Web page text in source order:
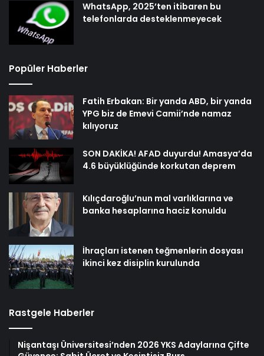
WhatsApp, 2025’ten itibaren bu
telefonlarda desteklenmeyecek
Popüler Haberler
Fatih Erbakan: Bir yanda ABD, bir yanda
YPG biz de Emevi Camii’nde namaz
kılıyoruz
SON DAKİKA! AFAD duyurdu! Amasya’da
4.6 büyüklüğünde korkutan deprem
Kılıçdaroğlu’nun mal varlıklarına ve
banka hesaplarına haciz konuldu
İhraçları istenen teğmenlerin dosyası
ikinci kez disiplin kurulunda
Rastgele Haberler
Nişantaşı Üniversitesi’nden 2026 YKS Adaylarına Çifte